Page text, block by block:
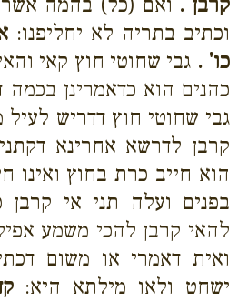
וכתיב בתריה לא יחליפנו:
כו' . גבי שחוטי חוץ קאי
כהנים הוא כדאמרינן בכמה
גבי שחוטי חוץ דדריש
קרבן לדרשא אחרינא
הוא חייב כרת בחוץ ואינו
בפנים ועלה תני אי קרבן
להאי קרבן להכי משמע
ואית דאמרי או משום
ישחט ולאו מילתא היא: